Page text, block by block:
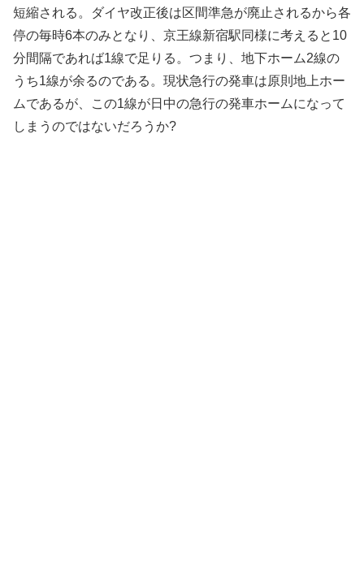
短縮される。ダイヤ改正後は区間準急が廃止されるから各
停の毎時6本のみとなり、京王線新宿駅同様に考えると10
分間隔であれば1線で足りる。つまり、地下ホーム2線の
うち1線が余るのである。現状急行の発車は原則地上ホー
ムであるが、この1線が日中の急行の発車ホームになって
しまうのではないだろうか?